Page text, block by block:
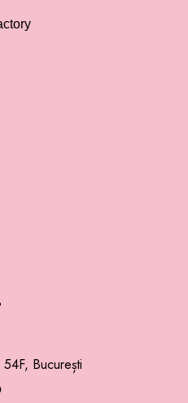
București